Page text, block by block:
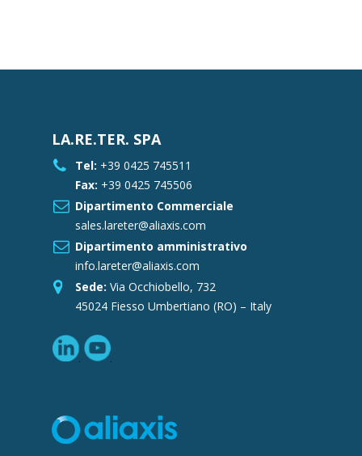
LA.RE.TER. SPA
Tel: +39 0425 745511
Fax: +39 0425 745506
Dipartimento Commerciale
sales.lareter@aliaxis.com
Dipartimento amministrativo
info.lareter@aliaxis.com
Sede: Via Occhiobello, 732
45024 Fiesso Umbertiano (RO) – Italy